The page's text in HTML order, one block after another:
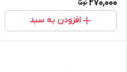
270,000
افزودن به سبد